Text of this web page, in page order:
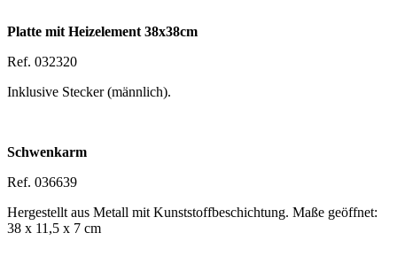
Platte mit Heizelement 38x38cm
Ref. 032320
Inklusive Stecker (männlich).
Schwenkarm
Ref. 036639
Hergestellt aus Metall mit Kunststoffbeschichtung. Maße geöffnet:
38 x 11,5 x 7 cm